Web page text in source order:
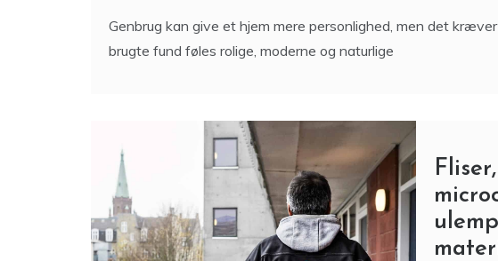
brugte fund føles rolige, moderne og naturlige